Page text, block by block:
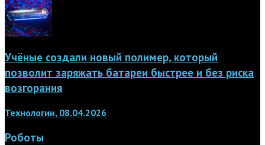
Учёные создали новый полимер, который
позволит заряжать батареи быстрее и без риска
возгорания
Технологии, 08.04.2026
Роботы